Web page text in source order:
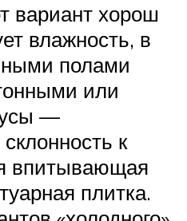
вариант хорош
влажность, в
полами
или
—
к
впитывающая
плитка.